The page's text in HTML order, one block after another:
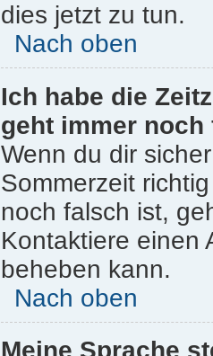
dies jetzt zu tun.
Nach oben
Ich habe die
geht immer noch
Wenn du dir
Sommerzeit
noch falsch ist,
Kontaktiere einen
beheben kann.
Nach oben
Meine Sprache